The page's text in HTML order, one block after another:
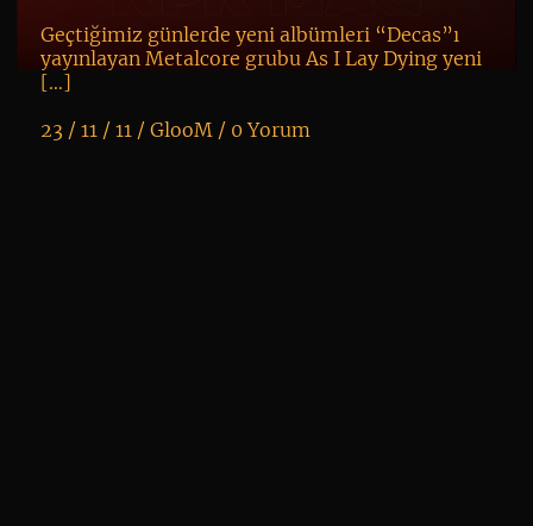
Geçtiğimiz günlerde yeni albümleri “Decas”ı
yayınlayan Metalcore grubu As I Lay Dying yeni
[…]
23 / 11 / 11 / GlooM/ 0 Yorum